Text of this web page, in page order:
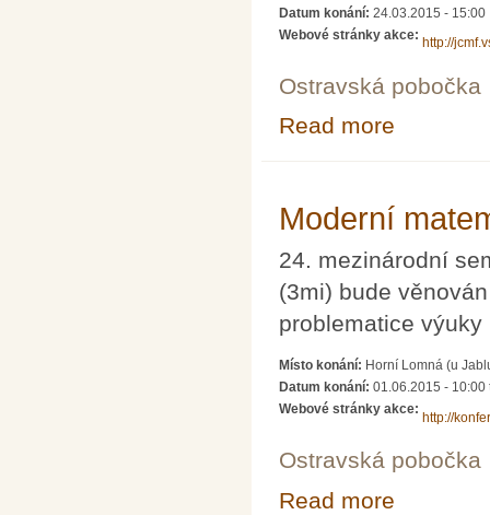
Datum konání: 24.03.2015 - 15:00
Webové stránky akce:
http://
Ostravská pobočka
Read more
Moderní
24. mezinárodní
(3mi) bude
problematice
Místo konání: Horní Lomná (u
Datum konání: 01.06.2015 - 10:00
Webové stránky akce:
http://
Ostravská pobočka
Read more